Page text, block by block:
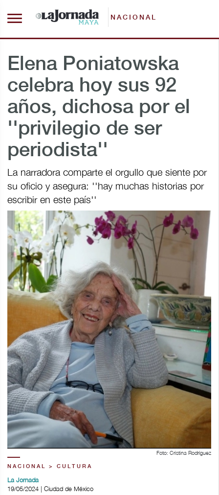
NACIONAL
Elena Poniatowska
celebra hoy sus 92
años, dichosa por el
''privilegio de ser
periodista''
La narradora comparte el orgullo que siente por
su oficio y asegura: ''hay muchas historias por
escribir en este país''
Foto: Cristina Rodríguez
NACIONAL > CULTURA
La Jornada
19/05/2024 | Ciudad de México